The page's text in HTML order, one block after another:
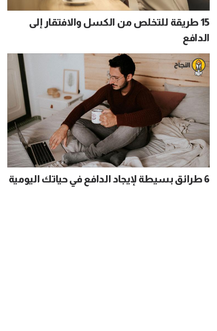
15 طريقة للتخلص من الكسل والافتقار إلى
الدافع
6 طرائق بسيطة لإيجاد الدافع في حياتك اليومية